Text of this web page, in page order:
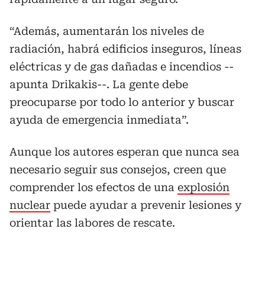
“Además, aumentarán los niveles de
radiación, habrá edificios inseguros, líneas
eléctricas y de gas dañadas e incendios --
apunta Drikakis--. La gente debe
preocuparse por todo lo anterior y buscar
ayuda de emergencia inmediata”.
Aunque los autores esperan que nunca sea
necesario seguir sus consejos, creen que
comprender los efectos de una explosión
nuclear puede ayudar a prevenir lesiones y
orientar las labores de rescate.